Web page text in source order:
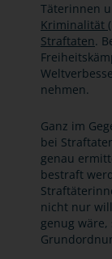
Täterinnen
Kriminalität
Straftaten.
nehmen.
Ganz im
bei
genau
bestraft
nicht nur
genug